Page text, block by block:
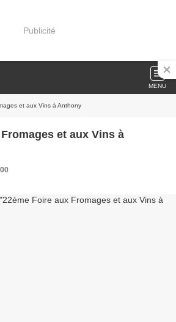
Publicité
MENU
et aux Vins à Anthony
et aux Vins à